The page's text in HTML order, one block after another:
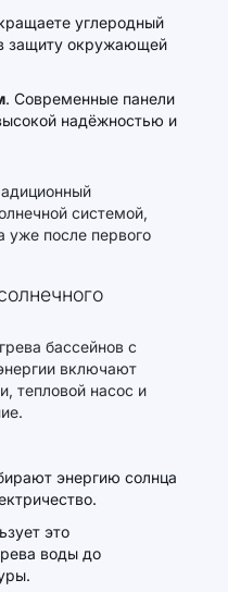
углеродный
защиту окружающей
. Современные панели
надёжностью и
системой,
уже после первого
бассейнов с
включают
тепловой насос и
энергию солнца
это
воды до